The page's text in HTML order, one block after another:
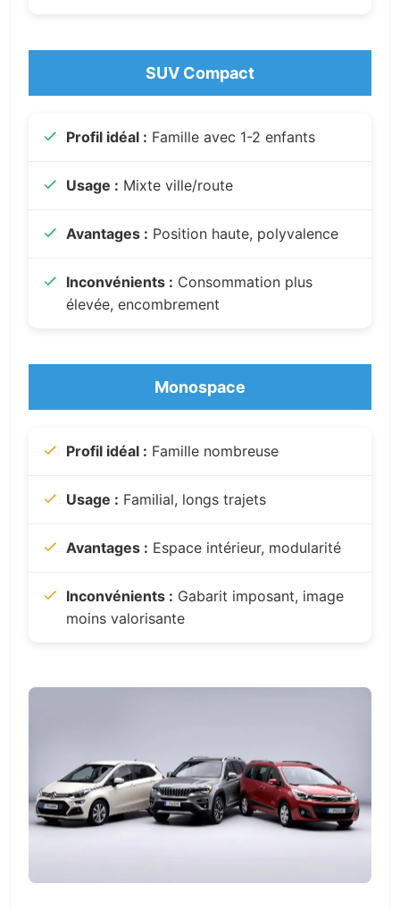
SUV Compact
Profil idéal : Famille avec 1-2 enfants
Usage : Mixte ville/route
Avantages : Position haute, polyvalence
Inconvénients : Consommation plus
élevée, encombrement
Monospace
Profil idéal : Famille nombreuse
Usage : Familial, longs trajets
Avantages : Espace intérieur, modularité
Inconvénients : Gabarit imposant, image
moins valorisante